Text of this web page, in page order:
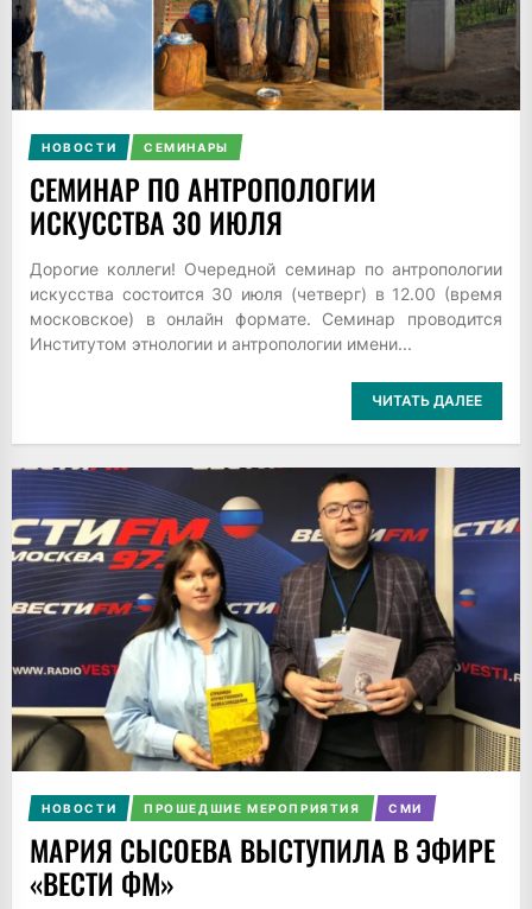
НОВОСТИ СЕМИНАРЫ
СЕМИНАР ПО АНТРОПОЛОГИИ
ИСКУССТВА 30 ИЮЛЯ
Дорогие коллеги! Очередной семинар по антропологии
искусства состоится 30 июля (четверг) в 12.00 (время
московское) в онлайн формате. Семинар проводится
Институтом этнологии и антропологии имени...
ЧИТАТЬ ДАЛЕЕ
НОВОСТИ ПРОШЕДШИЕ МЕРОПРИЯТИЯ СМИ
МАРИЯ СЫСОЕВА ВЫСТУПИЛА В ЭФИРЕ
«ВЕСТИ ФМ»